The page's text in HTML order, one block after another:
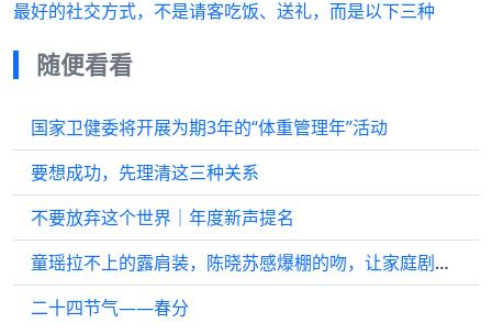
最好的社交方式，不是请客吃饭、送礼，而是以下三种
随便看看
国家卫健委将开展为期3年的“体重管理年”活动
要想成功，先理清这三种关系
不要放弃这个世界｜年度新声提名
童瑶拉不上的露肩装，陈晓苏感爆棚的吻，让家庭剧也有了天花板
二十四节气——春分